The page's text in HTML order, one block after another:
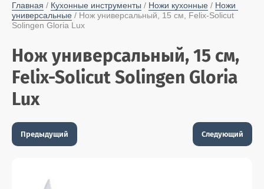
Главная / Кухонные инструменты / Ножи кухонные / Ножи
универсальные / Нож универсальный, 15 см, Felix-Solicut
Solingen Gloria Lux
Нож универсальный, 15 см,
Felix-Solicut Solingen Gloria
Lux
Предыдущий Следующий